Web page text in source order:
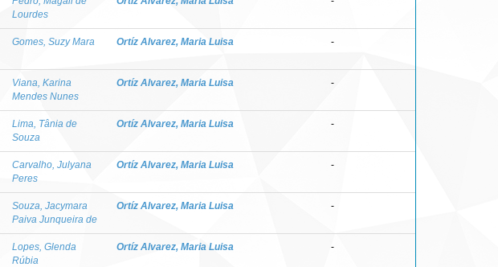
Lourdes
Gomes, Suzy Mara Ortíz Alvarez, Maria Luisa -
Viana, Karina
Mendes Nunes
Ortíz Alvarez, Maria Luisa -
Lima, Tânia de
Souza
Ortíz Alvarez, Maria Luisa -
Carvalho, Julyana
Peres
Ortíz Alvarez, Maria Luisa -
Souza, Jacymara
Paiva Junqueira de
Ortíz Alvarez, Maria Luisa -
Lopes, Glenda
Rúbia
Ortíz Alvarez, Maria Luisa -